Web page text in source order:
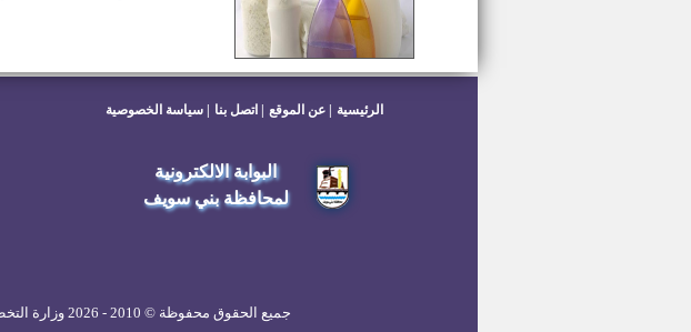
الرئيسية عن الموقع اتصل بنا سياسة الخصوصية
البوابة الالكترونية
لمحافظة بني سويف
جميع الحقوق محفوظة © 2010 - 2026 وزارة التخطيط والمتابعةوالإصلاح الإداري-البوابة الإلكترونية لمحافظة بني سويف